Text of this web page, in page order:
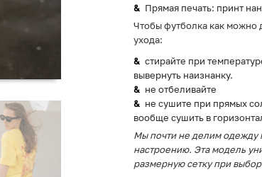
Прямая печать: принт
Чтобы футболка как можно
ухода:
стирайте при
вывернуть наизнанку.
не отбеливайте
не сушите при прямых
вообще сушить в
Мы почти не делим одежду
настроению. Эта модель
размерную сетку при